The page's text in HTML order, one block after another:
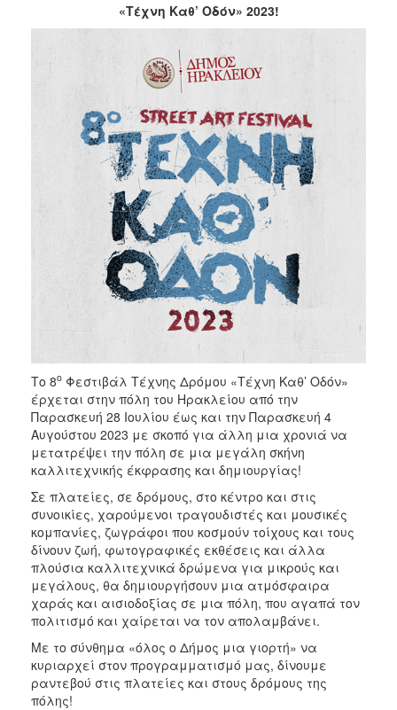
2016
Κρήτη
Καστρινή
Αποκριά
Χριστούγεννα
–
Πρωτοχρονιά
Πολιτιστικοί
Αγώνες
Θερινός
Δημοτικός
Κινηματογράφος
Ημέρες
Μεσογειακού
Κινηματογράφου
Φεστιβάλ
Πιάνου
Μαθητικό
Καλλιτεχνικό
Φεστιβάλ
Συμπόσιο
Γλυπτικής
Αρχείο
Εκδηλώσεων
«Τέχνη Καθ’ Οδόν» 2023!
Το 8ο Φεστιβάλ Τέχνης Δρόμου «Τέχνη Καθ’ Οδόν»
έρχεται στην πόλη του Ηρακλείου από την
Παρασκευή 28 Ιουλίου έως και την Παρασκευή 4
Αυγούστου 2023 με σκοπό για άλλη μια χρονιά να
μετατρέψει την πόλη σε μια μεγάλη σκήνη
καλλιτεχνικής έκφρασης και δημιουργίας!
Σε πλατείες, σε δρόμους, στο κέντρο και στις
συνοικίες, χαρούμενοι τραγουδιστές και μουσικές
κομπανίες, ζωγράφοι που κοσμούν τοίχους και τους
δίνουν ζωή, φωτογραφικές εκθέσεις και άλλα
πλούσια καλλιτεχνικά δρώμενα για μικρούς και
μεγάλους, θα δημιουργήσουν μια ατμόσφαιρα
χαράς και αισιοδοξίας σε μια πόλη, που αγαπά τον
πολιτισμό και χαίρεται να τον απολαμβάνει.
Με το σύνθημα «όλος ο Δήμος μια γιορτή» να
κυριαρχεί στον προγραμματισμό μας, δίνουμε
ραντεβού στις πλατείες και στους δρόμους της
πόλης!